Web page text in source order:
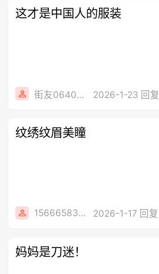
这才是中国人的服装
街友06407430 2026-1-23 回复
纹绣纹眉美瞳
15666583394 2026-1-17 回复
妈妈是刀迷！